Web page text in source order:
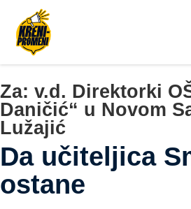
glavni
sadržaj
Za: v.d. Direktorki
Daničić“ u Novom
Lužajić
Da učiteljica
ostane